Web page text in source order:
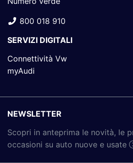
800 018 910
SERVIZI DIGITALI
Connettività Vw
myAudi
NEWSLETTER
Scopri in anteprima le novità, le
occasioni su auto nuove e usate